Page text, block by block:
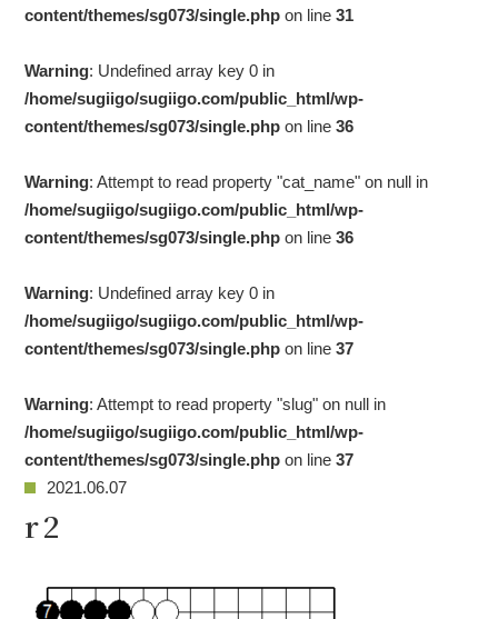
content/themes/sg073/single.php on line31
Warning: Undefined array key 0 in
/home/sugiigo/sugiigo.com/public_html/wp-
content/themes/sg073/single.php on line36
Warning: Attempt to read property "cat_name" on null in
/home/sugiigo/sugiigo.com/public_html/wp-
content/themes/sg073/single.php on line36
Warning: Undefined array key 0 in
/home/sugiigo/sugiigo.com/public_html/wp-
content/themes/sg073/single.php on line37
Warning: Attempt to read property "slug" on null in
/home/sugiigo/sugiigo.com/public_html/wp-
content/themes/sg073/single.php on line37
2021.06.07
r2